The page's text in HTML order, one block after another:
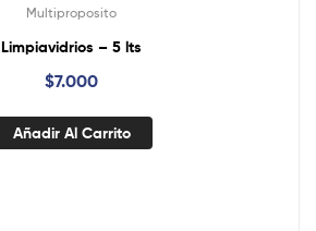
Multiproposito
Limpiavidrios – 5 lts
$7.000
Añadir Al Carrito